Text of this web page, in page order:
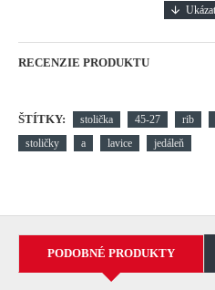
RECENZIE PRODUKTU
ŠTÍTKY: stolička 45-27 rib
stoličky
a lavice jedáleň
PODOBNÉ PRODUKTY